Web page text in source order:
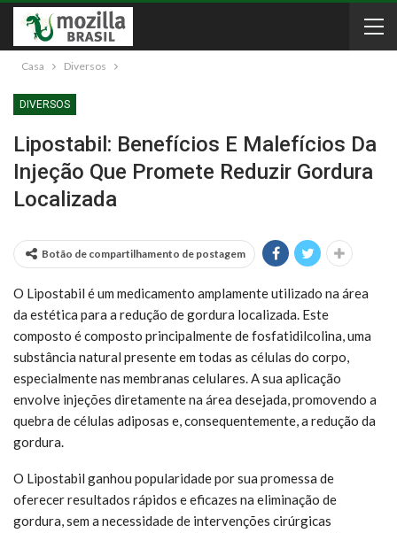
Casa Diversos
DIVERSOS
Lipostabil: Benefícios E Malefícios Da
Injeção Que Promete Reduzir Gordura
Localizada
Botão de compartilhamento de postagem
O Lipostabil é um medicamento amplamente utilizado na área
da estética para a redução de gordura localizada. Este
composto é composto principalmente de fosfatidilcolina, uma
substância natural presente em todas as células do corpo,
especialmente nas membranas celulares. A sua aplicação
envolve injeções diretamente na área desejada, promovendo a
quebra de células adiposas e, consequentemente, a redução da
gordura.
O Lipostabil ganhou popularidade por sua promessa de
oferecer resultados rápidos e eficazes na eliminação de
gordura, sem a necessidade de intervenções cirúrgicas